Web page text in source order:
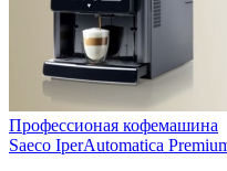
Профессионая кофемашина
Saeco IperAutomatica